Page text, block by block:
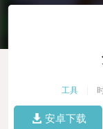
工具
安卓下载